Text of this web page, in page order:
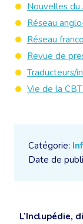
Catégorie:
Date de
L’Inclupédie,
Nouvelles du
Réseau
Réseau
Revue de
Traducteurs/
Vie de la